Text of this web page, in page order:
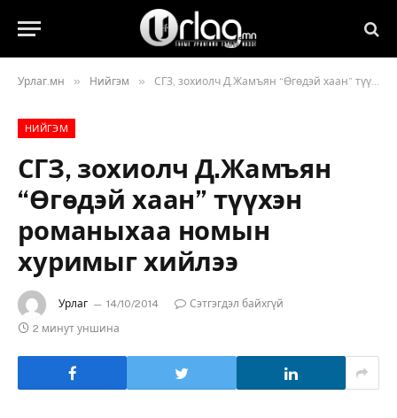
Урлаг.мн » Нийгэм » СГЗ, зохиолч Д.Жамъян “Өгөдэй хаан” түүхэн романыхаа номын хуримыг хийлээ
НИЙГЭМ
СГЗ, зохиолч Д.Жамъян
“Өгөдэй хаан” түүхэн
романыхаа номын
хуримыг хийлээ
Урлаг 14/10/2014
Сэтгэгдэл байхгүй
2 минут уншина